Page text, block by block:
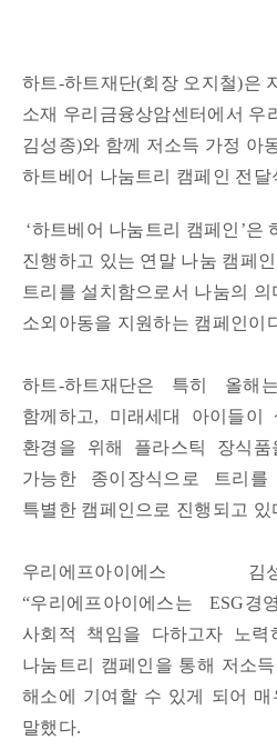
하트-하트재단(회장 오지철)은
소재 우리금융상암센터에서 우
김성종)와 함께 저소득 가정 아
하트베어 나눔트리 캠페인 전
‘하트베어 나눔트리 캠페인’은
진행하고 있는 연말 나눔 캠페
트리를 설치함으로서 나눔의 의
소외아동을 지원하는 캠페인이
하트-하트재단은 특히 올해
함께하고, 미래세대 아이들이
환경을 위해 플라스틱 장식
가능한 종이장식으로 트리
특별한 캠페인으로 진행되고 있
우리에프아이에스
“우리에프아이에스는 ESG
사회적 책임을 다하고자 노력
나눔트리 캠페인을 통해 저소
해소에 기여할 수 있게 되어 매
말했다.